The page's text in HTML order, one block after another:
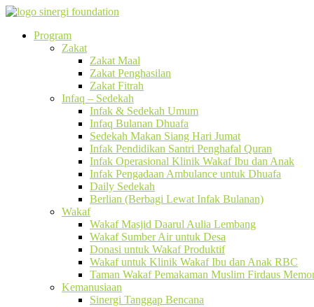
Program
Zakat
Zakat Maal
Zakat Penghasilan
Zakat Fitrah
Infaq – Sedekah
Infak & Sedekah Umum
Infaq Bulanan Dhuafa
Sedekah Makan Siang Hari Jumat
Infak Pendidikan Santri Penghafal Quran
Infak Operasional Klinik Wakaf Ibu dan Anak
Infak Pengadaan Ambulance untuk Dhuafa
Daily Sedekah
Berlian (Berbagi Lewat Infak Bulanan)
Wakaf
Wakaf Masjid Daarul Aulia Lembang
Wakaf Sumber Air untuk Desa
Donasi untuk Wakaf Produktif
Wakaf untuk Klinik Wakaf Ibu dan Anak RBC
Taman Wakaf Pemakaman Muslim Firdaus
Kemanusiaan
Sinergi Tanggap Bencana